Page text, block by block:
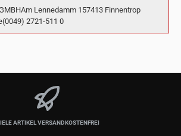
Lennedamm 157413 Finnentrop
2721-511 0
ARTIKEL VERSANDKOSTENFREI